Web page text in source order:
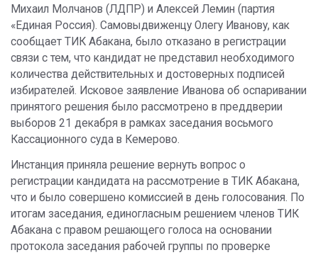
Михаил Молчанов (ЛДПР) и Алексей Лемин (партия
«Единая Россия). Самовыдвиженцу Олегу Иванову, как
сообщает ТИК Абакана, было отказано в регистрации
связи с тем, что кандидат не представил необходимого
количества действительных и достоверных подписей
избирателей. Исковое заявление Иванова об оспаривании
принятого решения было рассмотрено в преддверии
выборов 21 декабря в рамках заседания восьмого
Кассационного суда в Кемерово.
Инстанция приняла решение вернуть вопрос о
регистрации кандидата на рассмотрение в ТИК Абакана,
что и было совершено комиссией в день голосования. По
итогам заседания, единогласным решением членов ТИК
Абакана с правом решающего голоса на основании
протокола заседания рабочей группы по проверке